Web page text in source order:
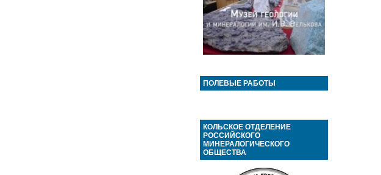
ПОЛЕВЫЕ РАБОТЫ
КОЛЬСКОЕ ОТДЕЛЕНИЕ
РОССИЙСКОГО
МИНЕРАЛОГИЧЕСКОГО
ОБЩЕСТВА